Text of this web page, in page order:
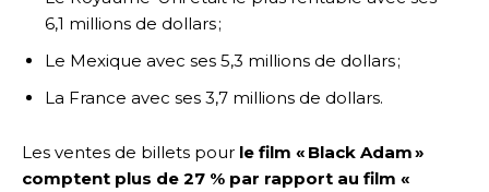
6,1 millions de dollars ;
Le Mexique avec ses 5,3 millions de dollars ;
La France avec ses 3,7 millions de dollars.
Les ventes de billets pour le film « Black Adam »
comptent plus de 27 % par rapport au film «